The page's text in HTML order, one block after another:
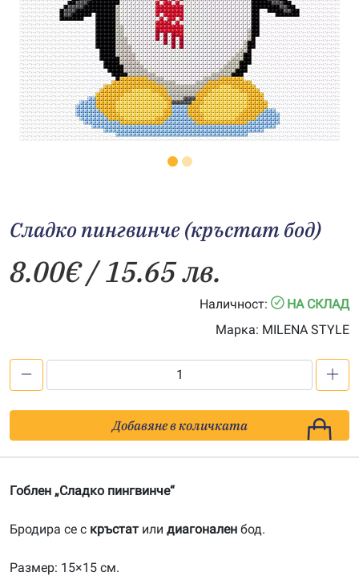
Сладко пингвинче (кръстат бод)
8.00€/ 15.65 лв.
Наличност:
НА СКЛАД
Марка: MILENA STYLE
пингвинче
(кръстат
Добавяне в количката
Гоблен „Сладко пингвинче“
Бродира се с кръстат или диагонален бод.
Размер: 15×15 см.